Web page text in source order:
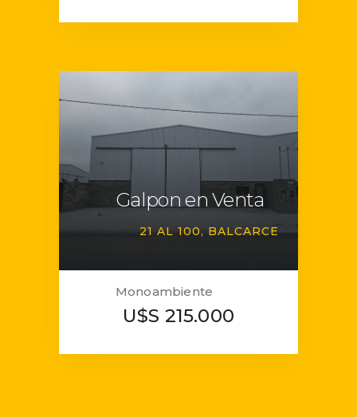
Galpon en Venta
21 AL 100 BALCARCE
Monoambiente
U$S 215.000